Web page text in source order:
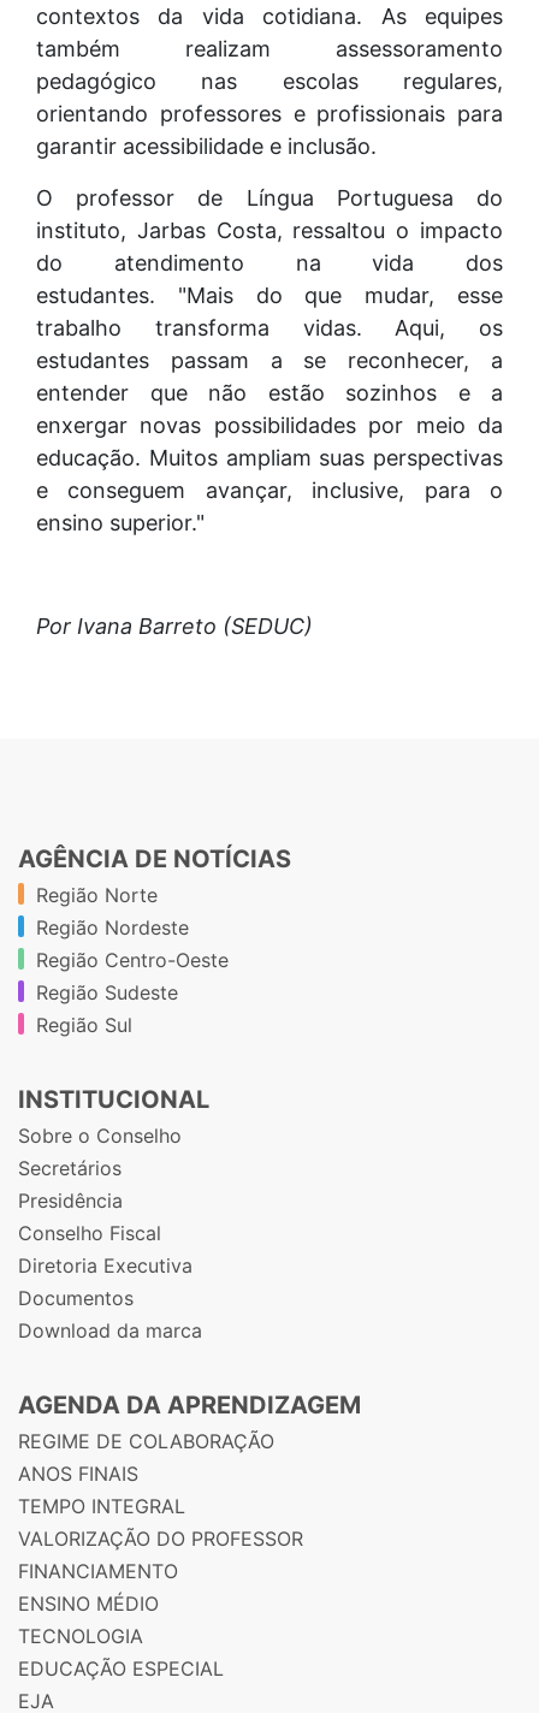
contextos da vida cotidiana. As equipes
também realizam assessoramento
pedagógico nas escolas regulares,
orientando professores e profissionais para
garantir acessibilidade e inclusão.
O professor de Língua Portuguesa do
instituto, Jarbas Costa, ressaltou o impacto
do atendimento na vida dos
estudantes. "Mais do que mudar, esse
trabalho transforma vidas. Aqui, os
estudantes passam a se reconhecer, a
entender que não estão sozinhos e a
enxergar novas possibilidades por meio da
educação. Muitos ampliam suas perspectivas
e conseguem avançar, inclusive, para o
ensino superior."
Por Ivana Barreto (SEDUC)
AGÊNCIA DE NOTÍCIAS
Região Norte
Região Nordeste
Região Centro-Oeste
Região Sudeste
Região Sul
INSTITUCIONAL
Sobre o Conselho
Secretários
Presidência
Conselho Fiscal
Diretoria Executiva
Documentos
Download da marca
AGENDA DA APRENDIZAGEM
REGIME DE COLABORAÇÃO
ANOS FINAIS
TEMPO INTEGRAL
VALORIZAÇÃO DO PROFESSOR
FINANCIAMENTO
ENSINO MÉDIO
TECNOLOGIA
EDUCAÇÃO ESPECIAL
EJA